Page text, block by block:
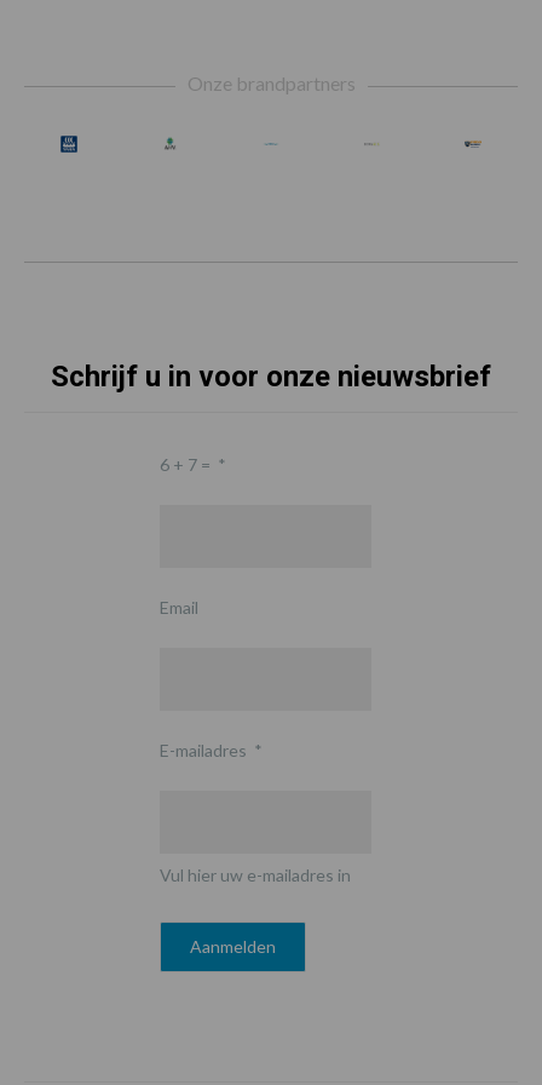
Onze brandpartners
Schrijf u in voor onze nieuwsbrief
6 + 7 = *
Email
E-mailadres *
Vul hier uw e-mailadres in